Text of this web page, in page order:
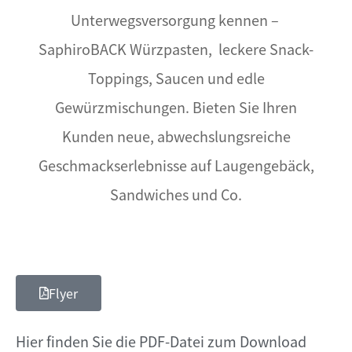
Unterwegsversorgung kennen –
SaphiroBACK Würzpasten, leckere Snack-
Toppings, Saucen und edle
Gewürzmischungen. Bieten Sie Ihren
Kunden neue, abwechslungsreiche
Geschmackserlebnisse auf Laugengebäck,
Sandwiches und Co.
Flyer
Hier finden Sie die PDF-Datei zum Download